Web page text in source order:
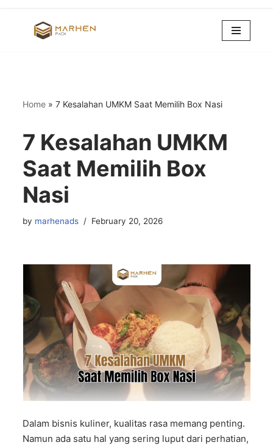
Home »7 Kesalahan UMKM Saat Memilih Box Nasi
7 Kesalahan UMKM
Saat Memilih Box
Nasi
by marhenads February 20, 2026
Dalam bisnis kuliner, kualitas rasa memang penting.
Namun ada satu hal yang sering luput dari perhatian,